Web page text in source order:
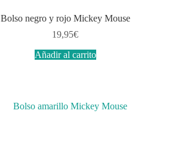
Bolso negro y rojo Mickey Mouse
19,95€
Añadir al carrito